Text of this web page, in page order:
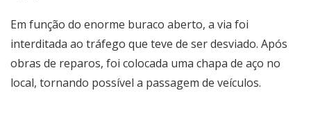
Em função do enorme buraco aberto, a via foi
interditada ao tráfego que teve de ser desviado. Após
obras de reparos, foi colocada uma chapa de aço no
local, tornando possível a passagem de veículos.